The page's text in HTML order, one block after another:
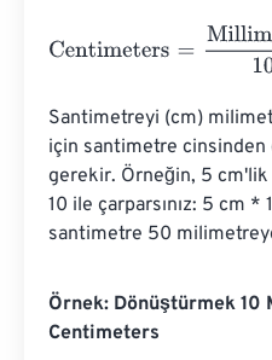
Centimeters Millimeters
Santimetreyi (cm)
için santimetre cinsinden
gerekir. Örneğin, 5
10 ile çarparsınız: 5 cm *
santimetre 50
Örnek: Dönüştürmek
Centimeters